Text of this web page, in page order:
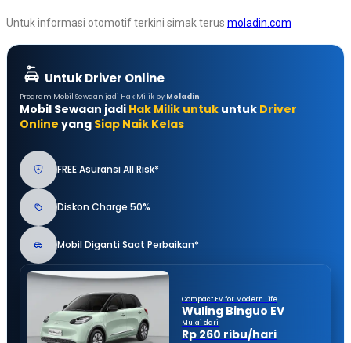
Untuk informasi otomotif terkini simak terus moladin.com
Untuk Driver Online
Program Mobil Sewaan jadi Hak Milik by Moladin
Mobil Sewaan jadi Hak Milik untuk untuk Driver
Online yang Siap Naik Kelas
FREE Asuransi All Risk*
Diskon Charge 50%
Mobil Diganti Saat Perbaikan*
Compact EV for Modern Life
Wuling Binguo EV
Mulai dari
Rp 260 ribu/hari